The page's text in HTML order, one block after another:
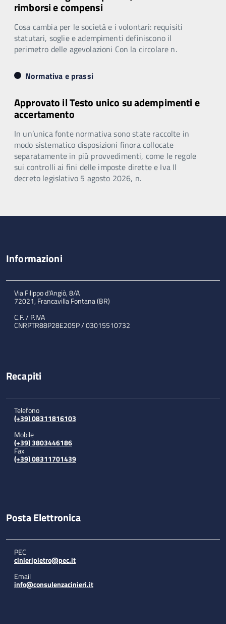
rimborsi e compensi
Cosa cambia per le società e i volontari: requisiti
statutari, soglie e adempimenti definiscono il
perimetro delle agevolazioni Con la circolare n.
Normativa e prassi
Approvato il Testo unico su adempimenti e
accertamento
In un’unica fonte normativa sono state raccolte in
modo sistematico disposizioni finora collocate
separatamente in più provvedimenti, come le regole
sui controlli ai fini delle imposte dirette e Iva Il
decreto legislativo 5 agosto 2026, n.
Informazioni
Via Filippo d'Angiò, 8/A
72021, Francavilla Fontana (BR)
C.F. / P.IVA
CNRPTR88P28E205P / 03015510732
Recapiti
Telefono
(+39) 08311816103
Mobile
(+39) 3803446186
Fax
(+39) 08311701439
Posta Elettronica
PEC
cinieripietro@pec.it
Email
info@consulenzacinieri.it